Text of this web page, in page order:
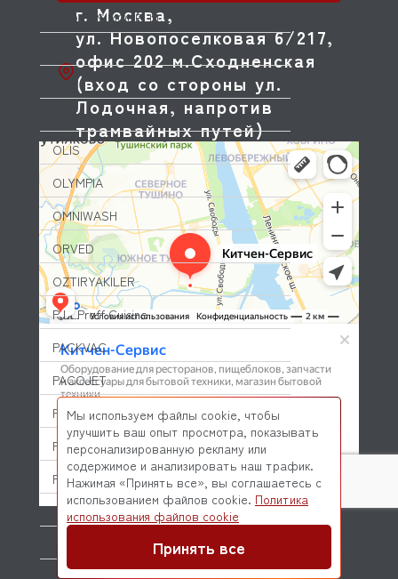
NUOVA SIMONELLI
ODE
OEM
OLAB
OLIS
OLYMPIA
OMNIWASH
ORVED
OZTIRYAKILER
P.L. Proff Cuisine
PACKVAC
PACOJET
PANERO
PARKER
PASQUINI
PAVONI
г. Москва,
ул. Новопоселковая 6/217,
офис 202 м.Сходненская
(вход со стороны ул.
Лодочная, напротив
трамвайных путей)
© 2026 Kitchen-Service.com Интернет-магазин запчастей
и оборудования профессиональной кухни
Мы используем файлы cookie, чтобы
улучшить ваш опыт просмотра, показывать
персонализированную рекламу или
содержимое и анализировать наш трафик.
Нажимая «Принять все», вы соглашаетесь с
использованием файлов cookie. Политика
использования файлов cookie
Принять все